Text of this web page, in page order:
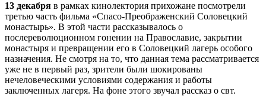
13 декабря в рамках кинолектория прихожане посмотрели
третью часть фильма «Спасо-Преображенский Соловецкий
монастырь». В этой части рассказывалось о
послереволюционном гонении на Православие, закрытии
монастыря и превращении его в Соловецкий лагерь особого
назначения. Не смотря на то, что данная тема рассматривается
уже не в первый раз, зрители были шокированы
нечеловеческими условиями содержания и работы
заключенных лагеря. На фоне этого звучал рассказ о свт.